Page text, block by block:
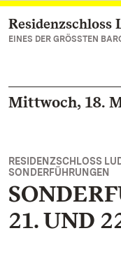
Zum Hauptinhalt
Residenzschloss
EINES DER GRÖSSTEN
Mittwoch, 18.
RESIDENZSCHLOSS
SONDERFÜHRUNGEN
21. UND